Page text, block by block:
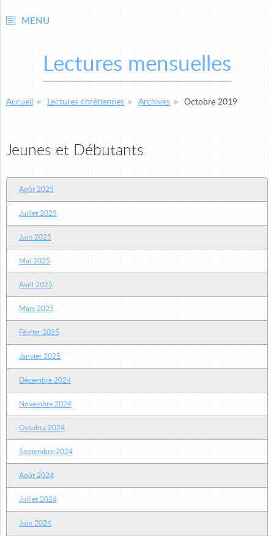
MENU
Lectures mensuelles
Accueil Lectures chrétiennes Archives Octobre 2019
Jeunes et Débutants
Août 2025
Juillet 2025
Juin 2025
Mai 2025
Avril 2025
Mars 2025
Février 2025
Janvier 2025
Décembre 2024
Novembre 2024
Octobre 2024
Septembre 2024
Août 2024
Juillet 2024
Juin 2024